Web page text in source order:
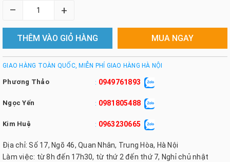
– +
THÊM VÀO GIỎ HÀNG MUA NGAY
GIAO HÀNG TOÀN QUỐC, MIỄN PHÍ GIAO HÀNG HÀ NỘI
Phương Thảo : 0949761893
Ngọc Yến : 0981805488
Kim Huệ : 0963230665
Địa chỉ: Số 17, Ngõ 46, Quan Nhân, Trung Hòa, Hà Nội
Làm việc: từ 8h đến 17h30, từ thứ 2 đến thứ 7, Nghỉ chủ nhật